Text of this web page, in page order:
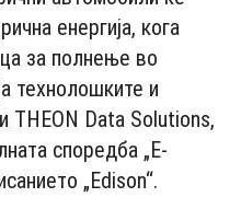
енергија, кога
за полнење во
технолошките и
THEON Data Solutions,
споредба „E-
„Edison“.